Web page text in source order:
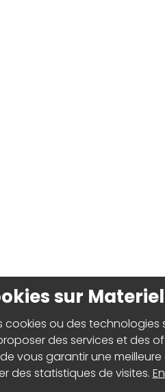
sur
cookies ou des technologies
des services et des
vous garantir une
des statistiques de visites.